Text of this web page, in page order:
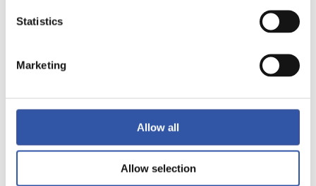
Statistics
Marketing
Allow all
Allow selection